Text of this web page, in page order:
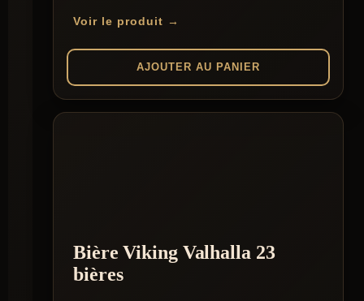
Voir le produit →
AJOUTER AU PANIER
Bière Viking Valhalla 23
bières